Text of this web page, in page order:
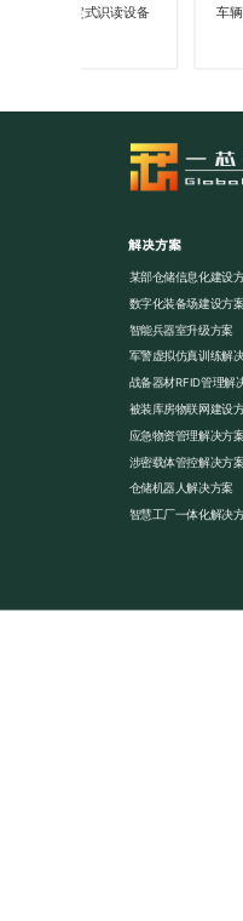
牌固定式识读设备 车辆信息
解决方案
某部仓储信息化建设
数字化装备场建设方
智能兵器室升级方案
军警虚拟仿真训练解
战备器材RFID管理解
被装库房物联网建设
应急物资管理解决方
涉密载体管控解决方
仓储机器人解决方案
智慧工厂一体化解决